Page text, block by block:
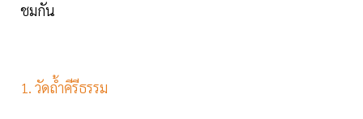
ชมกัน
1. วัดถ้ำคีรีธรรม